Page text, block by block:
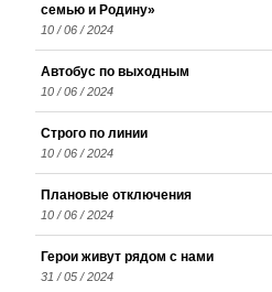
семью и Родину»
10 / 06 / 2024
Автобус по выходным
10 / 06 / 2024
Строго по линии
10 / 06 / 2024
Плановые отключения
10 / 06 / 2024
Герои живут рядом с нами
31 / 05 / 2024